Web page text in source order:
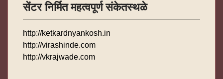
सेंटर निर्मित महत्वपूर्ण संकेतस्थळे
http://ketkardnyankosh.in
http://virashinde.com
http://vkrajwade.com